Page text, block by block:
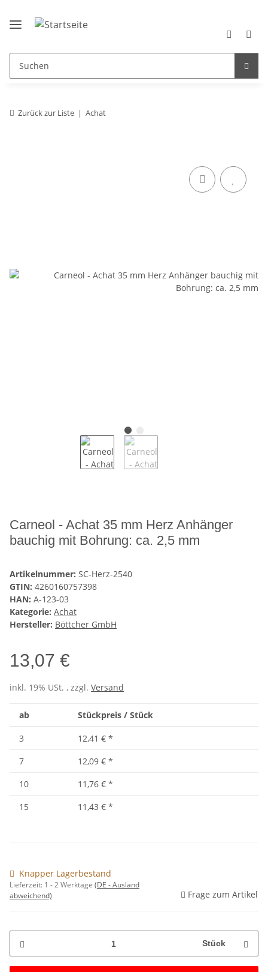
Zurück zur Liste Achat
Carneol - Achat 35 mm Herz Anhänger
bauchig mit Bohrung: ca. 2,5 mm
Artikelnummer: SC-Herz-2540
GTIN: 4260160757398
HAN: A-123-03
Kategorie: Achat
Hersteller: Böttcher GmbH
13,07 €
inkl. 19% USt. , zzgl. Versand
ab Stückpreis / Stück
3 12,41 € *
7
12,09 € *
10
11,76 € *
15
11,43 € *
Knapper Lagerbestand
Lieferzeit: 1 - 2 Werktage (DE - Ausland
abweichend)
Frage zum Artikel
Stück